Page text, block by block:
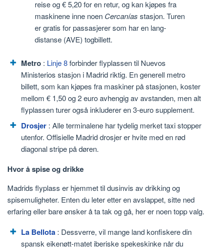
reise og € 5,20 for en retur, og kan kjøpes fra
maskinene inne noen Cercanías stasjon. Turen
er gratis for passasjerer som har en lang-
distanse (AVE) togbillett.
Metro : Linje 8forbinder flyplassen til Nuevos
Ministerios stasjon i Madrid riktig. En generell metro
billett, som kan kjøpes fra maskiner på stasjonen, koster
mellom € 1,50 og 2 euro avhengig av avstanden, men alt
flyplassen turer også inkluderer en 3-euro supplement.
Drosjer : Alle terminalene har tydelig merket taxi stopper
utenfor. Offisielle Madrid drosjer er hvite med en rød
diagonal stripe på døren.
Hvor å spise og drikke
Madrids flyplass er hjemmet til dusinvis av drikking og
spisemuligheter. Enten du leter etter en avslappet, sitte ned
erfaring eller bare ønsker å ta tak og gå, her er noen topp valg.
La Bellota : Dessverre, vil mange land konfiskere din
spansk eikenøtt-matet iberiske spekeskinke når du